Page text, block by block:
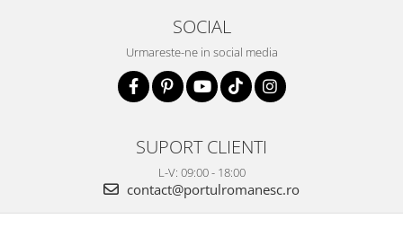
SOCIAL
Urmareste-ne in social media
SUPORT CLIENTI
L-V: 09:00 - 18:00
contact@portulromanesc.ro